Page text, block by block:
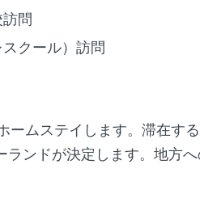
問
クール）訪問
ームステイします。滞在す
ンドが決定します。地方へ